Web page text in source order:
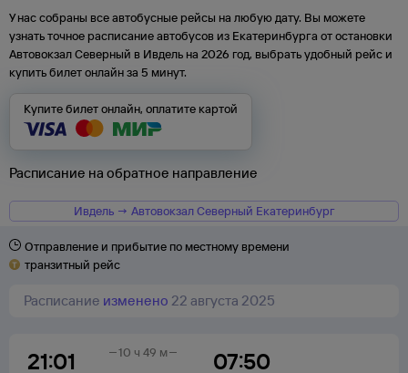
У нас собраны все автобусные рейсы на любую дату. Вы можете
узнать точное расписание автобусов из Екатеринбурга отостановки
Автовокзал Северный в Ивдель на 2026 год, выбрать удобный рейс и
купить билет онлайн за 5 минут.
Купите билет онлайн, оплатите картой
Расписание на обратное направление
Ивдель → Автовокзал Северный Екатеринбург
Отправление и прибытие по местному времени
транзитный рейс
Расписание изменено 22 августа 2025
21:01 07:50
10 ч 49 м